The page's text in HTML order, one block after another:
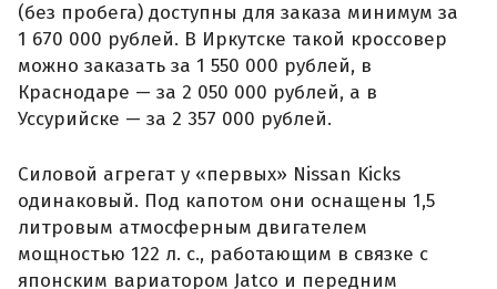
(без пробега) доступны для заказа минимум за
1 670 000 рублей. В Иркутске такой кроссовер
можно заказать за 1 550 000 рублей, в
Краснодаре — за 2 050 000 рублей, а в
Уссурийске — за 2 357 000 рублей.
Силовой агрегат у «первых» Nissan Kicks
одинаковый. Под капотом они оснащены 1,5
литровым атмосферным двигателем
мощностью 122 л. с., работающим в связке с
японским вариатором Jatco и передним